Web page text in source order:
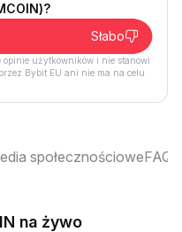
Słabo
opinie użytkowników i nie stanowi
Bybit EU ani nie ma na celu
społecznościoweFAQ
na żywo